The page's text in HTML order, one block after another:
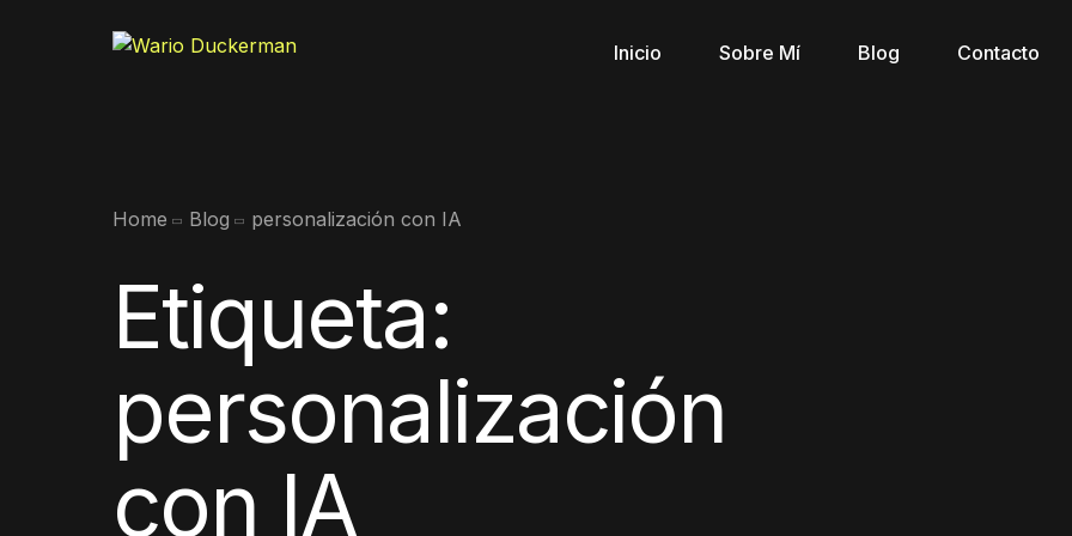
Inicio Sobre Mí Blog Contacto
Home Blog personalización con IA
Etiqueta:
personalización
con IA